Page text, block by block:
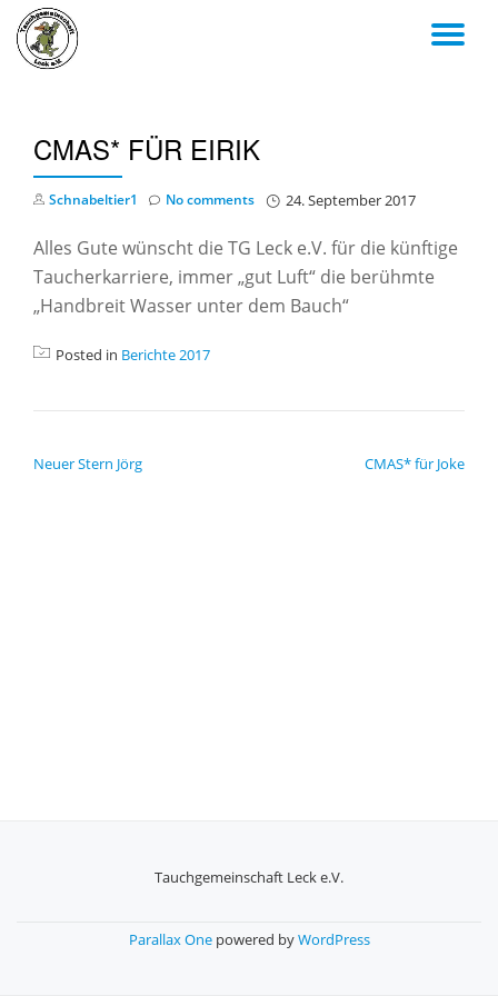
Skip
CMAS* FÜR EIRIK
Schnabeltier1 24. September 2017
No comments
Alles Gute wünscht die TG Leck e.V. für die künftige
Taucherkarriere, immer „gut Luft“ die berühmte
„Handbreit Wasser unter dem Bauch“
Posted in Berichte 2017
Neuer Stern Jörg CMAS* für Joke
Tauchgemeinschaft Leck e.V.
Parallax One powered byWordPress